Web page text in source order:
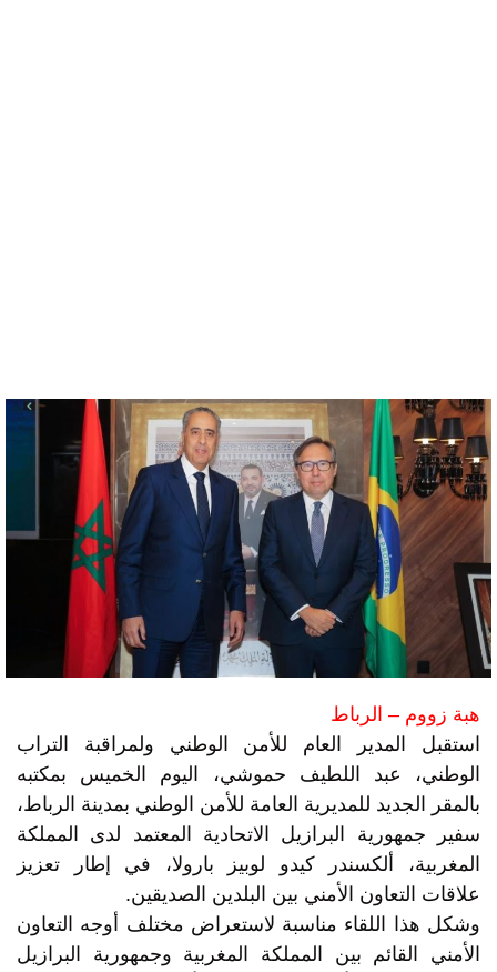
هبة زووم – الرباط
استقبل المدير العام للأمن الوطني ولمراقبة التراب
الوطني، عبد اللطيف حموشي، اليوم الخميس بمكتبه
بالمقر الجديد للمديرية العامة للأمن الوطني بمدينة الرباط،
سفير جمهورية البرازيل الاتحادية المعتمد لدى المملكة
المغربية، ألكسندر كيدو لوبيز بارولا، في إطار تعزيز
علاقات التعاون الأمني بين البلدين الصديقين.
وشكل هذا اللقاء مناسبة لاستعراض مختلف أوجه التعاون
الأمني القائم بين المملكة المغربية وجمهورية البرازيل